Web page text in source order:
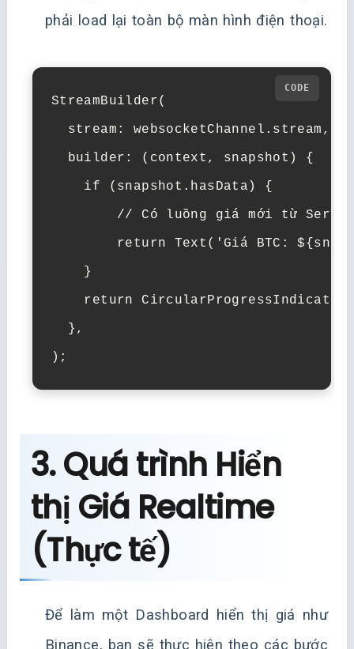
phải load lại toàn bộ màn hình điện thoại.
StreamBuilder(
  stream: websocketChannel.stream,
  builder: (context, snapshot) {
    if (snapshot.hasData) {
// Có luồng giá mới từ
return Text('Giá BTC:
    }
return
  },
3. Quá trình Hiển
thị Giá Realtime
(Thực tế)
Để làm một Dashboard hiển thị giá như
Binance, bạn sẽ thực hiện theo các bước